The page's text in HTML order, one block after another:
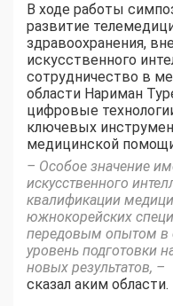
В ходе работы
развитие
здравоохранения,
искусственного
сотрудничество в
области Нариман
цифровые
ключевых
медицинской
– Особое значение
искусственного
квалификации
южнокорейских
передовым опытом в
уровень подготовки
новых результатов, –
сказал аким области.